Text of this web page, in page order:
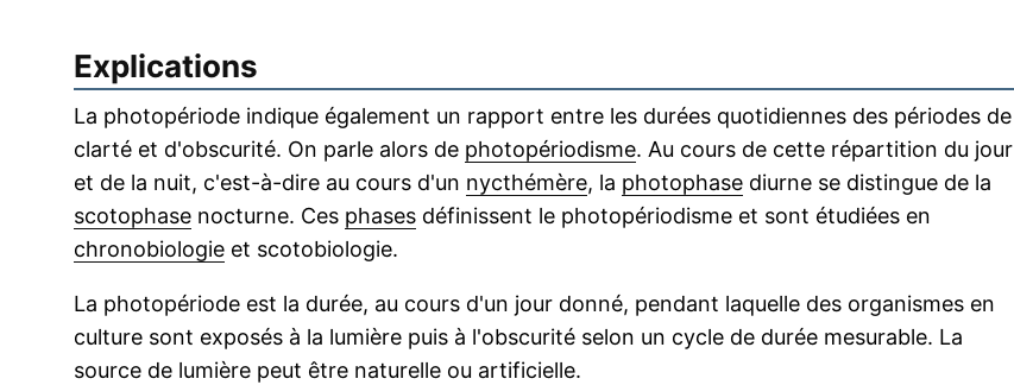
Explications
La photopériode indique également un rapport entre les durées quotidiennes des périodes de
clarté et d'obscurité. On parle alors de photopériodisme. Au cours de cette répartition du jour
et de la nuit, c'est-à-dire au cours d'un nycthémère, la photophase diurne se distingue de la
scotophase nocturne. Ces phases définissent le photopériodisme et sont étudiées en
chronobiologie et scotobiologie.
La photopériode est la durée, au cours d'un jour donné, pendant laquelle des organismes en
culture sont exposés à la lumière puis à l'obscurité selon un cycle de durée mesurable. La
source de lumière peut être naturelle ou artificielle.